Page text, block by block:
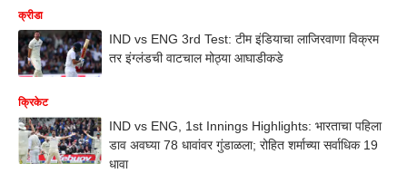
क्रीडा
IND vs ENG 3rd Test: टीम इंडियाचा लाजिरवाणा विक्रम
तर इंग्लंडची वाटचाल मोठ्या आघाडीकडे
क्रिकेट
IND vs ENG, 1st Innings Highlights: भारताचा पहिला
डाव अवघ्या 78 धावांवर गुंडाळला; रोहित शर्माच्या सर्वाधिक 19
धावा